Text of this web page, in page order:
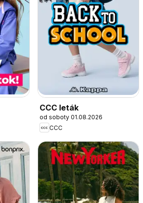
CCC leták
od soboty 01.08.2026
CCC